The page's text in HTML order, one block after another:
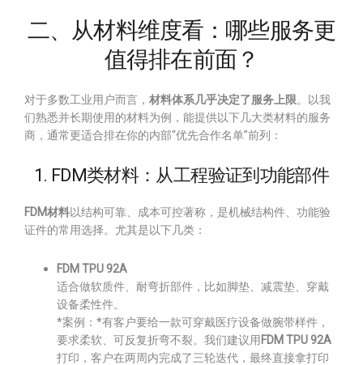
二、从材料维度看：哪些服务更
值得排在前面？
对于多数工业用户而言， 材料体系几乎决定了服务上限。以我
们熟悉并长期使用的材料为例，能提供以下几大类材料的服务
商，通常更适合排在你的内部“优先合作名单”前列：
1. FDM类材料：从工程验证到功能部件
FDM材料以结构可靠、成本可控著称，是机械结构件、功能验
证件的常用选择。尤其是以下几类：
FDM TPU 92A
适合做软质件、耐弯折部件，比如脚垫、减震垫、穿戴
设备柔性件。
*案例：*有客户要给一款可穿戴医疗设备做腕带样件，
要求柔软、可反复折弯不裂。我们建议用 FDM TPU 92A
打印，客户在两周内完成了三轮迭代，最终直接拿打印